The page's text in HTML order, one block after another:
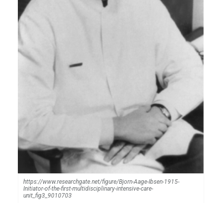
https://www.researchgate.net/figure/Bjorn-Aage-Ibsen-1915-
Initiator-of-the-first-multidisciplinary-intensive-care-
unit_fig3_9010703